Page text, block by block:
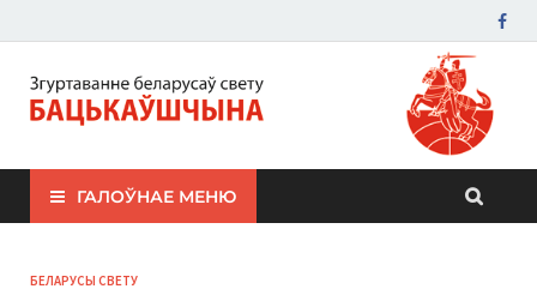
ЗБС "Бацькаўшчына"
ГАЛОЎНАЕ МЕНЮ
БЕЛАРУСЫ СВЕТУ